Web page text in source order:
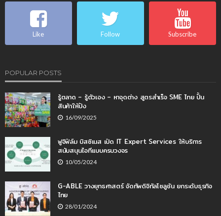
Like Follow Subscribe
POPULAR POSTS
รู้ตลาด – รู้ตัวเอง – หาจุดต่าง สูตรสำเร็จ SME ไทย ปั้น
สินค้าให้ปัง
16/09/2025
ฟูจิฟิล์ม บิสซิเนส เปิด IT Expert Services ให้บริการ
สนับสนุนไอทีแบบครบวงจร
10/05/2024
G-ABLE วางยุทธศาสตร์ จัดทัพดิจิทัลโซลูชัน ยกระดับธุรกิจ
ไทย
28/01/2024